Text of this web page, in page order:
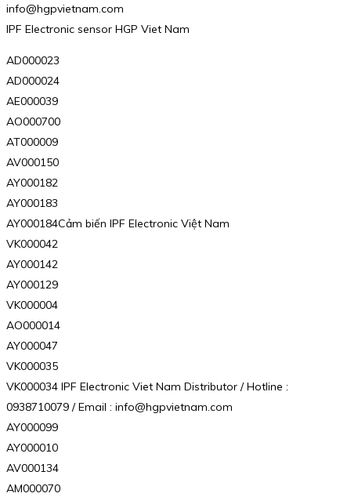
info@hgpvietnam.com
IPF Electronic sensor HGP Viet Nam
AD000023
AD000024
AE000039
AO000700
AT000009
AV000150
AY000182
AY000183
AY000184Cảm biến IPF Electronic Việt Nam
VK000042
AY000142
AY000129
VK000004
AO000014
AY000047
VK000035
VK000034 IPF Electronic Viet Nam Distributor / Hotline :
0938710079 / Email : info@hgpvietnam.com
AY000099
AY000010
AV000134
AM000070